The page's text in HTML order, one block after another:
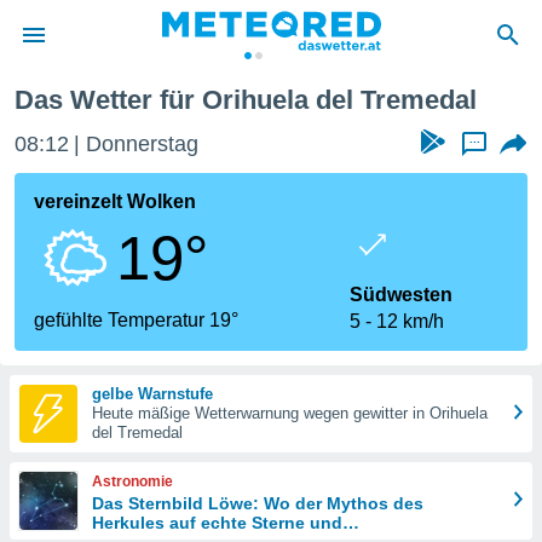
wurde
dass
sind.
diese
Das Wetter für Orihuela del Tremedal
08:12 Donnerstag ...
vereinzelt Wolken
19°
gefühlte Temperatur 19°
Südwesten
5
12 km/h
gelbe Warnstufe
Heute mäßige Wetterwarnung wegen gewitter in Orihuela
del Tremedal
Astronomie
Das Sternbild Löwe: Wo der Mythos des
Herkules auf echte Sterne und